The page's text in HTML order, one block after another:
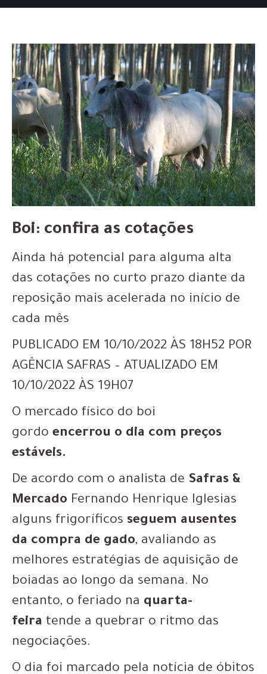
Boi: confira as cotações
Ainda há potencial para alguma alta
das cotações no curto prazo diante da
reposição mais acelerada no início de
cada mês
PUBLICADO EM 10/10/2022 ÀS 18H52 POR
AGÊNCIA SAFRAS – ATUALIZADO EM
10/10/2022 ÀS 19H07
O mercado físico do boi
gordo encerrou o dia com preços
estáveis.
De acordo com o analista de Safras &
Mercado Fernando Henrique Iglesias
alguns frigoríficos seguem ausentes
da compra de gado, avaliando as
melhores estratégias de aquisição de
boiadas ao longo da semana. No
entanto, o feriado na quarta-
feira tende a quebrar o ritmo das
negociações.
O dia foi marcado pela notícia de óbitos